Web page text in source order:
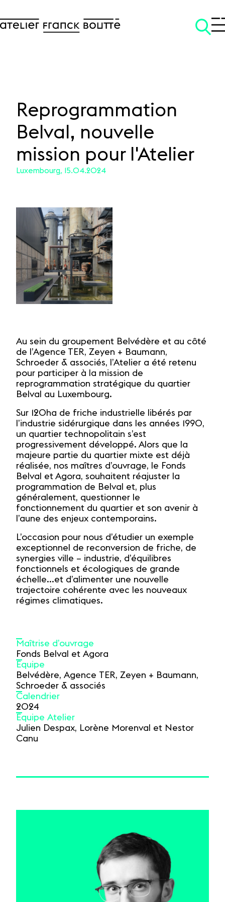
SKIP TO CONTENT
Reprogrammation
Belval, nouvelle
mission pour l'Atelier
Luxembourg, 15.04.2024
Au sein du groupement Belvédère et au côté
de l’Agence TER, Zeyen + Baumann,
Schroeder & associés, l’Atelier a été retenu
pour participer à la mission de
reprogrammation stratégique du quartier
Belval au Luxembourg.
Sur 120ha de friche industrielle libérés par
l’industrie sidérurgique dans les années 1990,
un quartier technopolitain s’est
progressivement développé. Alors que la
majeure partie du quartier mixte est déjà
réalisée, nos maîtres d’ouvrage, le Fonds
Belval et Agora, souhaitent réajuster la
programmation de Belval et, plus
généralement, questionner le
fonctionnement du quartier et son avenir à
l’aune des enjeux contemporains.
L’occasion pour nous d’étudier un exemple
exceptionnel de reconversion de friche, de
synergies ville – industrie, d’équilibres
fonctionnels et écologiques de grande
échelle...et d’alimenter une nouvelle
trajectoire cohérente avec les nouveaux
régimes climatiques.
Maîtrise d’ouvrage
Fonds Belval et Agora
Équipe
Belvédère, Agence TER, Zeyen + Baumann,
Schroeder & associés
Calendrier
2024
Équipe Atelier
Julien Despax, Lorène Morenval et Nestor
Canu